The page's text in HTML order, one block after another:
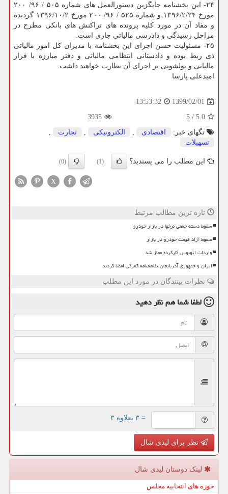
۲۴- این بخشنامه جایگزین دستورالعمل های شماره ۵۰۵ / ۹۶/ ۲۰۰
مورخ ۱۳۹۶/۲/۲۴ و شماره ۵۲۵ / ۹۶/ ۲۰۰ مورخ ۱۳۹۶/۱۰/۲ گردیده
و مفاد آن در مورد كلیه پرونده های تراكنش های بانكی مطرح در
مراحل رسیدگی و دادرسی مالیاتی جاری است.
۲۵- مسئولیت حسن اجرای این بخشنامه با مدیران كل امور مالیاتی
ذی ربط بوده و دادستانی انتظامی مالیاتی و دفتر مبارزه با فرار
مالیاتی و پولشویی بر اجرای آن نظارت خواهند داشت.
امیدعلی پارسا
1399/02/01
13:53:32
5.0
/
5
3935
تگهای خبر:
اقتصادی , الكترونیكی , تجارت
,
تسهیلات
این مطلب را می پسندید؟ (1)
(0)
X
تازه ترین مطالب مرتبط
سقوط دسته جمعی نرخها در بازار خودرو
سقوط آزاد قیمت خودرو در بازار
واردات اتوبوس کارکرده مجاز شد
ایران و جمهوری آذربایجان تفاهمنامه گمرکی امضا کردند
نظرات بینندگان در مورد این مطلب
لطفا شما همنظر دهید
= ۳ بعلاوه ۳
نظر برای لیدی شال
لینک دوستان لیدی شال
حوزه های انتخابیه مجلس